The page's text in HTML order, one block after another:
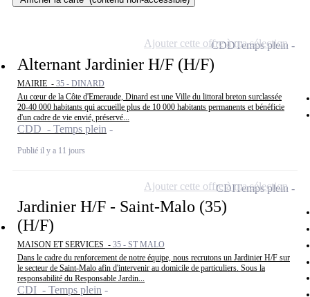
Alternant Jardinier H/F (H/F)
MAIRIE - 35 - DINARD
Au cœur de la Côte d'Emeraude, Dinard est une Ville du littoral breton surclassée
20-40 000 habitants qui accueille plus de 10 000 habitants permanents et bénéficie
d'un cadre de vie envié, préservé...
CDD - Temps plein
Publié il y a 11 jours
CDDTemps plein
Ajouter cette offre à ma sélection
Jardinier H/F - Saint-Malo (35)
(H/F)
MAISON ET SERVICES - 35 - ST MALO
Dans le cadre du renforcement de notre équipe, nous recrutons un Jardinier H/F sur
le secteur de Saint-Malo afin d'intervenir au domicile de particuliers. Sous la
responsabilité du Responsable Jardin...
CDI - Temps plein
CDITemps plein
Ajouter cette offre à ma sélection